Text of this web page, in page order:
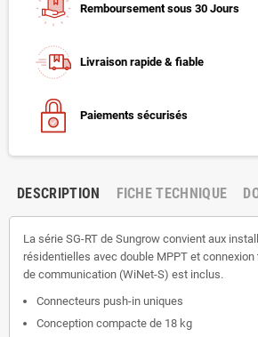
Remboursement sous 30 Jours
Livraison rapide & fiable
Paiements sécurisés
DESCRIPTION FICHE TECHNIQUE
La série SG-RT de Sungrow convient aux
résidentielles avec double MPPT et
de communication (WiNet-S) est inclus.
Connecteurs push-in uniques
Conception compacte de 18 kg